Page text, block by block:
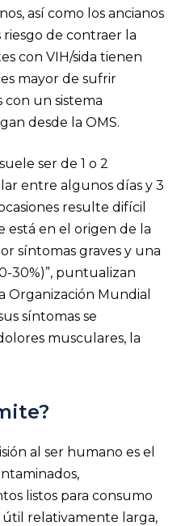
así como los ancianos
de contraer la
con VIH/sida tienen
mayor de sufrir
con un sistema
desde la OMS.
ser de 1 o 2
entre algunos días y 3
resulte difícil
en el origen de la
síntomas graves y una
30%)”, puntualizan
Organización Mundial
síntomas se
musculares, la
al ser humano es el
listos para consumo
relativamente larga,